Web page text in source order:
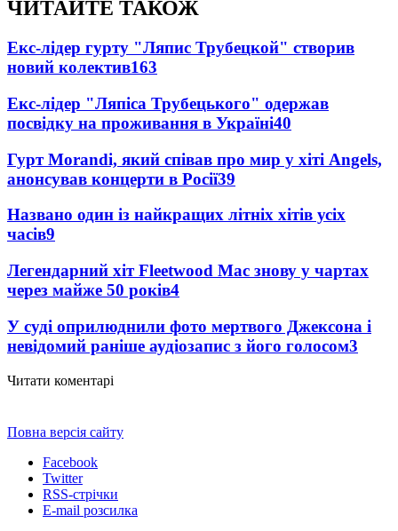
ЧИТАЙТЕ ТАКОЖ
Екс-лідер гурту "Ляпис Трубецкой" створив
новий колектив163
Екс-лідер "Ляпіса Трубецького" одержав
посвідку на проживання в Україні40
Гурт Morandi, який співав про мир у хіті Angels,
анонсував концерти в Росії39
Названо один із найкращих літніх хітів усіх
часів9
Легендарний хіт Fleetwood Mac знову у чартах
через майже 50 років4
У суді оприлюднили фото мертвого Джексона і
невідомий раніше аудіозапис з його голосом3
Читати коментарі
Повна версія сайту
Facebook
Twitter
RSS-стрічки
E-mail розсилка